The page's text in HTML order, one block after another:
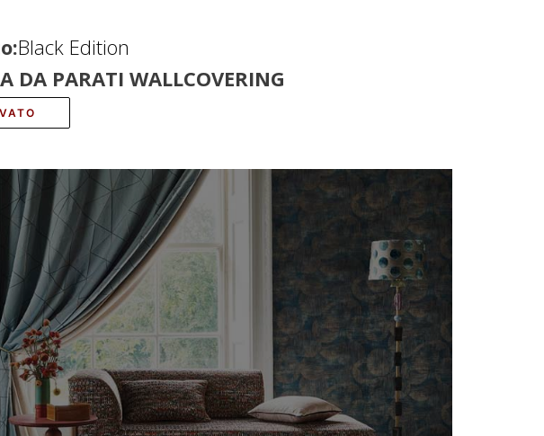
Black Edition
DA PARATI WALLCOVERING